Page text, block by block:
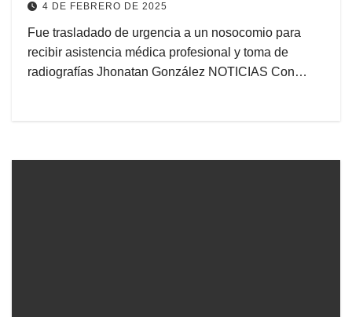
4 DE FEBRERO DE 2025
Fue trasladado de urgencia a un nosocomio para
recibir asistencia médica profesional y toma de
radiografías Jhonatan González NOTICIAS Con…